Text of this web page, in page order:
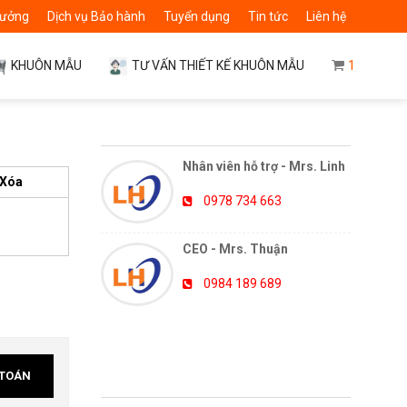
Dịch vụ Bảo hành Tuyển dụng Tin tức Liên hệ
KHUÔN MẪU TƯ VẤN THIẾT KẾ KHUÔN MẪU 1
Xóa
Nhân viên hỗ trợ - Mrs. Linh
0978 734 663
CEO - Mrs. Thuận
0984 189 689